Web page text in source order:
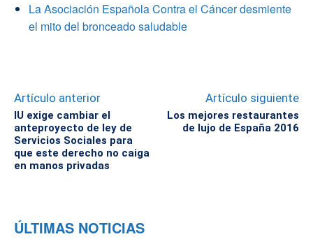
La Asociación Española Contra el Cáncer desmiente
el mito del bronceado saludable
Artículo anterior
IU exige cambiar el
anteproyecto de ley de
Servicios Sociales para
que este derecho no caiga
en manos privadas
Artículo siguiente
Los mejores restaurantes
de lujo de España 2016
ÚLTIMAS NOTICIAS